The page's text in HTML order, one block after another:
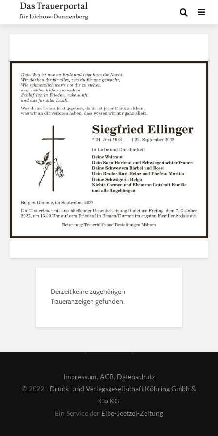
Derzeit keine zugehörigen
Traueranzeigen gefunden.
Impressum, AGB, Datenschutz
© 2022 - Druck- und Verlagsgesellschaft Köhring Gmbh &
Co KG
Ein Service der Elbe-Jeetzel-Zeitung